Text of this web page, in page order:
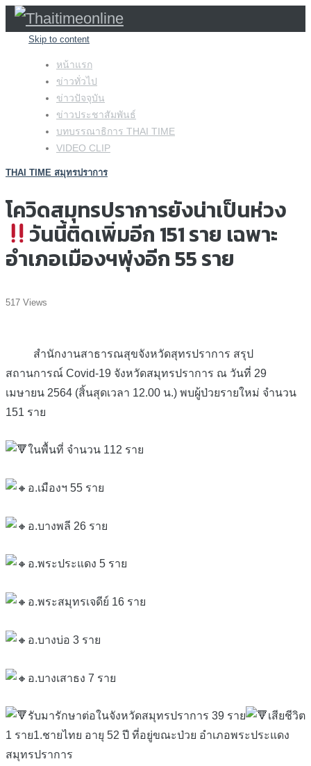
Skip to content
หน้าแรก
ข่าวทั่วไป
ข่าวปัจจุบัน
ข่าวประชาสัมพันธ์
บทบรรณาธิการ THAI TIME
VIDEO CLIP
THAI TIME สมุทรปราการ
โควิดสมุทรปราการยังน่าเป็นห่วง
วันนี้ติดเพิ่มอีก 151 ราย เฉพาะ
อำเภอเมืองฯพุ่งอีก 55 ราย
517 Views
สำนักงานสาธารณสุขจังหวัดสุทรปราการ สรุป
สถานการณ์ Covid-19 จังหวัดสมุทรปราการ ณ วันที่ 29
เมษายน 2564 (สิ้นสุดเวลา 12.00 น.) พบผู้ป่วยรายใหม่ จำนวน
151 ราย
ในพื้นที่ จำนวน 112 ราย
อ.เมืองฯ 55 ราย
อ.บางพลี 26 ราย
อ.พระประแดง 5 ราย
อ.พระสมุทรเจดีย์ 16 ราย
อ.บางบ่อ 3 ราย
อ.บางเสาธง 7 ราย
รับมารักษาต่อในจังหวัดสมุทรปราการ 39 ราย
เสียชีวิต
1 ราย1.ชายไทย อายุ 52 ปี ที่อยู่ขณะป่วย อำเภอพระประแดง
สมุทรปราการ